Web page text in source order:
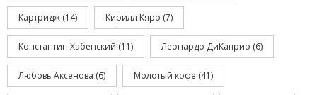
Картридж (14) Кирилл Кяро (7)
Константин Хабенский (11) Леонардо ДиКаприо (6)
Любовь Аксенова (6) Молотый кофе (41)